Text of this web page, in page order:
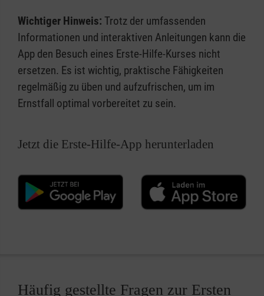
Wichtiger Hinweis: Trotz der umfassenden
Informationen und interaktiven Anleitungen kann die
App den Besuch eines Erste-Hilfe-Kurses nicht
ersetzen. Es ist wichtig, praktische Fähigkeiten
regelmäßig zu üben und aufzufrischen, um im
Ernstfall optimal vorbereitet zu sein.
Jetzt die Erste-Hilfe-App herunterladen
Häufig gestellte Fragen zur Ersten